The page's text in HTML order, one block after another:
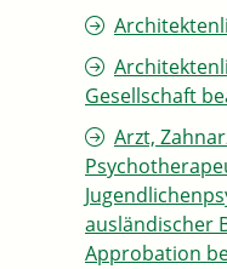
Gesellschaft
Arzt,
ausländischer
Approbation